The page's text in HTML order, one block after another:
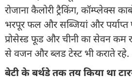
रोजाना कैलोरी ट्रैकिंग, कॉम्प्लेक्स
भरपूर फल और सब्जियां और पर्याप्त
प्रोसेस्ड फूड और चीनी का सेवन कम
से वजन और ब्लड टेस्ट भी कराते रहे.
बेटी के बर्थडे तक तय किया था